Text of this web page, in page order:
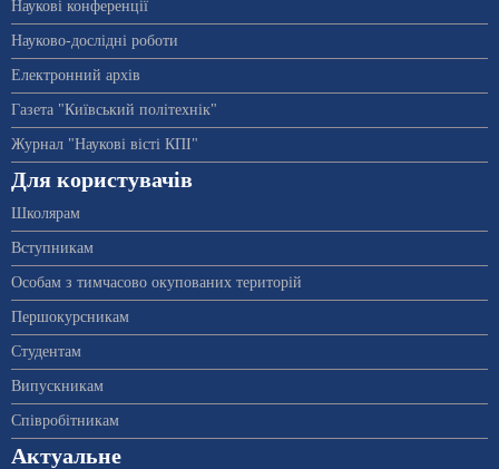
Наукові конференції
Науково-дослідні роботи
Електронний архів
Газета "Київський політехнік"
Журнал "Наукові вісті КПІ"
Для користувачів
Школярам
Вступникам
Особам з тимчасово окупованих територій
Першокурсникам
Студентам
Випускникам
Співробітникам
Актуальне